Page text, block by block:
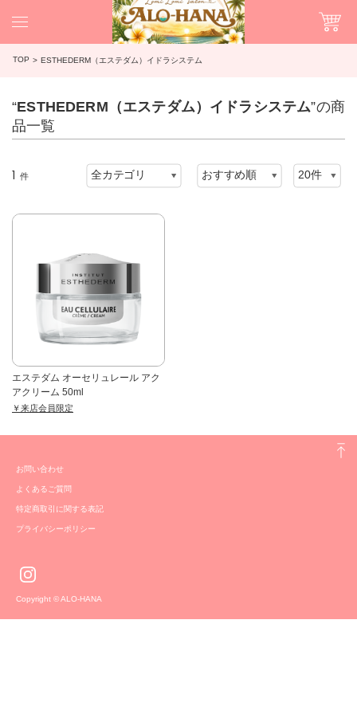
TOP ESTHEDERM（エステダム）イドラシステム
“ESTHEDERM（エステダム）イドラシステム”の商
品一覧
1 件
エステダム オーセリュレール アク
アクリーム 50ml
￥来店会員限定
お問い合わせ
よくあるご質問
特定商取引に関する表記
プライバシーポリシー
Copyright © ALO-HANA